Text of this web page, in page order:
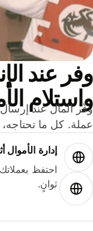
عند
كل ما تحتاجه،
إدارة الأموال
احتفظ
ثوانٍ.